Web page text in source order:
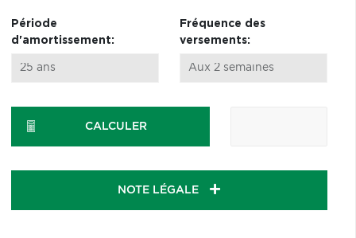
Période
d'amortissement:
Fréquence des
versements:
CALCULER
NOTE LÉGALE